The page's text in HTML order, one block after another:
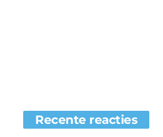
Recente reacties